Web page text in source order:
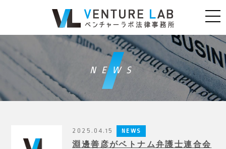
NEWS
2025.04.15 NEWS
淵邊善彦がベトナム弁護士連合会